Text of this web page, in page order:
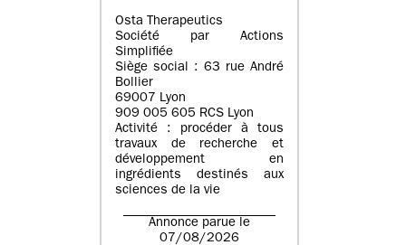
Osta Therapeutics
Société par Actions
Simplifiée
Siège social : 63 rue André
Bollier
69007 Lyon
909 005 605 RCS Lyon
Activité : procéder à tous
travaux de recherche et
développement en
ingrédients destinés aux
sciences de la vie
Annonce parue le
07/08/2026